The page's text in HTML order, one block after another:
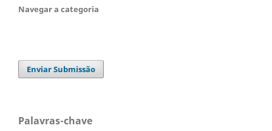
Navegar a categoria
Enviar Submissão
Palavras-chave